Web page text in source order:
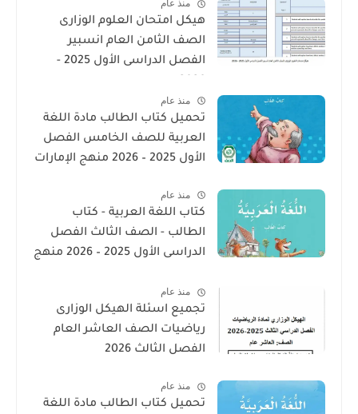
منذ عام
هيكل امتحان العلوم الوزارى
الصف الثامن العام انسبير
الفصل الدراسى الأول 2025 -
منذ عام
تحميل كتاب الطالب مادة اللغة
العربية للصف الخامس الفصل
الأول 2025 – 2026 منهج الإمارات
منذ عام
كتاب اللغة العربية - كتاب
الطالب - الصف الثالث الفصل
الدراسى الأول 2025 – 2026 منهج
منذ عام
تجميع اسئلة الهيكل الوزارى
رياضيات الصف العاشر العام
الفصل الثالث 2026
منذ عام
تحميل كتاب الطالب مادة اللغة